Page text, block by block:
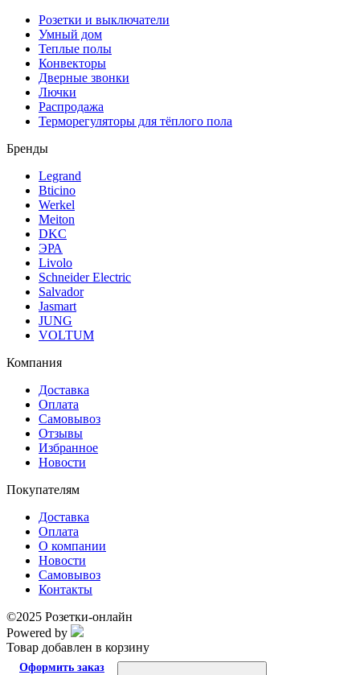
Розетки и выключатели
Умный дом
Теплые полы
Конвекторы
Дверные звонки
Лючки
Распродажа
Терморегуляторы для тёплого пола
Бренды
Legrand
Bticino
Werkel
Meiton
DKC
ЭРА
Livolo
Schneider Electric
Salvador
Jasmart
JUNG
VOLTUM
Компания
Доставка
Оплата
Самовывоз
Отзывы
Избранное
Новости
Покупателям
Доставка
Оплата
О компании
Новости
Самовывоз
Контакты
©2025 Розетки-онлайн
Powered by
Товар добавлен в корзину
Оформить заказ